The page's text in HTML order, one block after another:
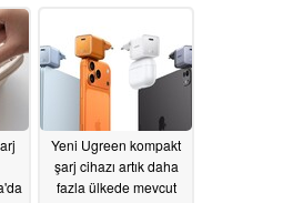
Yeni Ugreen kompakt
şarj cihazı artık daha
fazla ülkede mevcut